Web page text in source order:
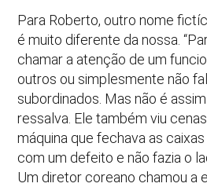
Para Roberto, outro nome
é muito diferente da nossa.
chamar a atenção de um
outros ou simplesmente não
subordinados. Mas não é
ressalva. Ele também viu
máquina que fechava as
com um defeito e não fazia o
Um diretor coreano chamou a